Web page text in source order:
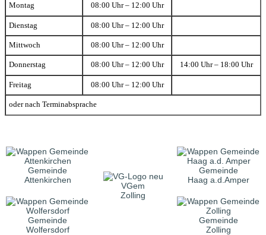
Montag 08:00 Uhr – 12:00 Uhr
Dienstag 08:00 Uhr – 12:00 Uhr
Mittwoch 08:00 Uhr – 12:00 Uhr
Donnerstag 08:00 Uhr – 12:00 Uhr 14:00 Uhr – 18:00 Uhr
Freitag 08:00 Uhr – 12:00 Uhr
oder nach Terminabsprache
Gemeinde
Attenkirchen
VGem
Zolling
Gemeinde
Haag a.d.Amper
Gemeinde
Wolfersdorf
Gemeinde
Zolling